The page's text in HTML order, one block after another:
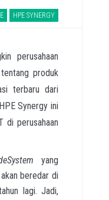
HPE SYNERGY
perusahaan
produk
terbaru dari
Synergy ini
di perusahaan
yang
beredar di
lagi. Jadi,